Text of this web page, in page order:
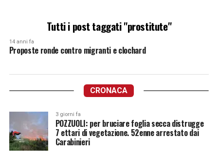
Tutti i post taggati "prostitute"
14 anni fa
Proposte ronde contro migranti e clochard
CRONACA
3 giorni fa
POZZUOLI: per bruciare foglia secca distrugge
7 ettari di vegetazione. 52enne arrestato dai
Carabinieri